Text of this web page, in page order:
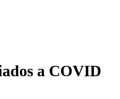
a COVID